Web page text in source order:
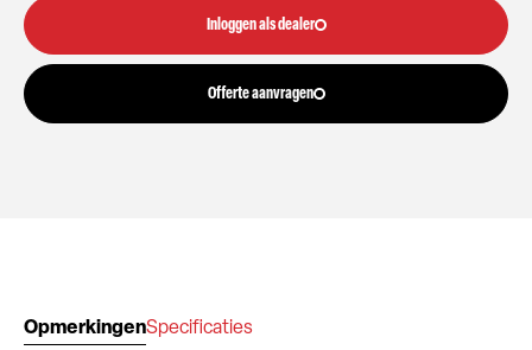
Inloggen als dealer
Offerte aanvragen
OpmerkingenSpecificaties